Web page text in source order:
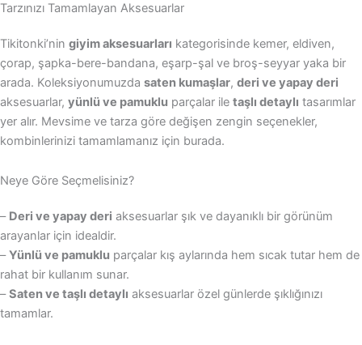
Tarzınızı Tamamlayan Aksesuarlar
Tikitonki’nin giyim aksesuarları kategorisinde kemer, eldiven,
çorap, şapka-bere-bandana, eşarp-şal ve broş-seyyar yaka bir
arada. Koleksiyonumuzda saten kumaşlar, deri ve yapay deri
aksesuarlar, yünlü ve pamuklu parçalar ile taşlı detaylı tasarımlar
yer alır. Mevsime ve tarza göre değişen zengin seçenekler,
kombinlerinizi tamamlamanız için burada.
Neye Göre Seçmelisiniz?
– Deri ve yapay deri aksesuarlar şık ve dayanıklı bir görünüm
arayanlar için idealdir.
–Yünlü ve pamuklu parçalar kış aylarında hem sıcak tutar hem de
rahat bir kullanım sunar.
–Saten ve taşlı detaylı aksesuarlar özel günlerde şıklığınızı
tamamlar.